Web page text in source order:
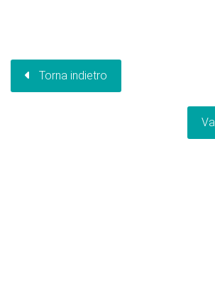
Torna indietro